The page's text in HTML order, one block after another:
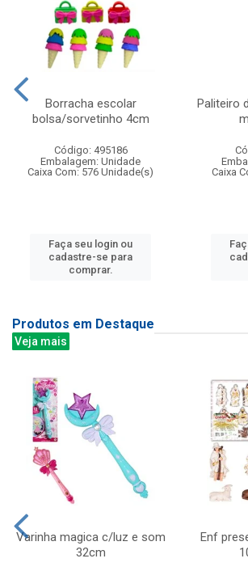
Borracha escolar
bolsa/sorvetinho 4cm
Código: 495186
Embalagem: Unidade
Caixa Com: 576 Unidade(s)
Faça seu login ou
cadastre-se para
comprar.
Paliteiro
Caixa
Produtos em Destaque
Veja mais
Varinha magica c/luz e som
32cm
Enf